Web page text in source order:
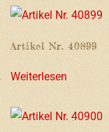
Artikel Nr. 40899
Weiterlesen